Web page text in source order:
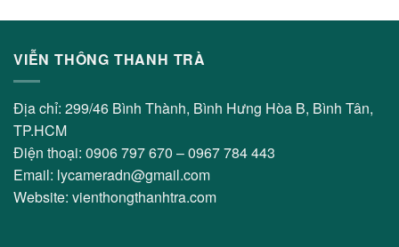
VIỄN THÔNG THANH TRÀ
Địa chỉ: 299/46 Bình Thành, Bình Hưng Hòa B, Bình Tân,
TP.HCM
Điện thoại: 0906 797 670 – 0967 784 443
Email: lycameradn@gmail.com
Website: vienthongthanhtra.com